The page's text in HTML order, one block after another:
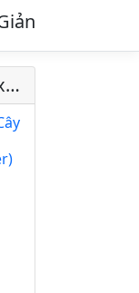
Lời bài hát bạn muốn xem